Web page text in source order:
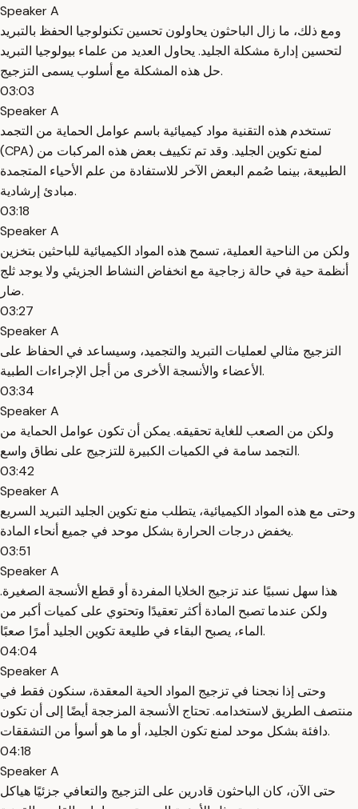
Speaker A
ومع ذلك، ما زال الباحثون يحاولون تحسين تكنولوجيا الحفظ بالتبريد
لتحسين إدارة مشكلة الجليد. يحاول العديد من علماء بيولوجيا التبريد
حل هذه المشكلة مع أسلوب يسمى التزجيج.
03:03
Speaker A
تستخدم هذه التقنية مواد كيميائية باسم عوامل الحماية من التجمد
(CPA) لمنع تكوين الجليد. وقد تم تكييف بعض هذه المركبات من
الطبيعة، بينما صُمم البعض الآخر للاستفادة من علم الأحياء المتجمدة
مبادئ إرشادية.
03:18
Speaker A
ولكن من الناحية العملية، تسمح هذه المواد الكيميائية للباحثين بتخزين
أنظمة حية في حالة زجاجية مع انخفاض النشاط الجزيئي ولا يوجد ثلج
ضار.
03:27
Speaker A
التزجيج مثالي لعمليات التبريد والتجميد، وسيساعد في الحفاظ على
الأعضاء والأنسجة الأخرى من أجل الإجراءات الطبية.
03:34
Speaker A
ولكن من الصعب للغاية تحقيقه. يمكن أن تكون عوامل الحماية من
التجمد سامة في الكميات الكبيرة للتزجيج على نطاق واسع.
03:42
Speaker A
وحتى مع هذه المواد الكيميائية، يتطلب منع تكوين الجليد التبريد السريع
يخفض درجات الحرارة بشكل موحد في جميع أنحاء المادة.
03:51
Speaker A
هذا سهل نسبيًا عند تزجيج الخلايا المفردة أو قطع الأنسجة الصغيرة.
ولكن عندما تصبح المادة أكثر تعقيدًا وتحتوي على كميات أكبر من
الماء، يصبح البقاء في طليعة تكوين الجليد أمرًا صعبًا.
04:04
Speaker A
وحتى إذا نجحنا في تزجيج المواد الحية المعقدة، سنكون فقط في
منتصف الطريق لاستخدامه. تحتاج الأنسجة المزججة أيضًا إلى أن تكون
دافئة بشكل موحد لمنع تكون الجليد، أو ما هو أسوأ من التشققات.
04:18
Speaker A
حتى الآن، كان الباحثون قادرين على التزجيج والتعافي جزئيًا هياكل